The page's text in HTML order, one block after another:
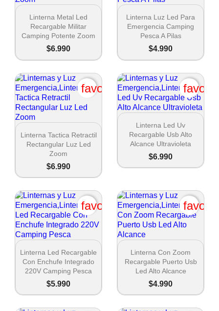
 Vista rápida
Linterna Metal Led
Recargable Militar
Camping Potente Zoom
$6.990
 Vista rápida
Linterna Luz Led Para
Emergencia Camping
Pesca A Pilas
$4.990
 Vista rápida
Linterna Tactica Retractil
Rectangular Luz Led
Zoom
$6.990
favorite_border
 Vista rápida
Linterna Led Uv
Recargable Usb Alto
Alcance Ultravioleta
$6.990
 Vista rápida
Linterna Led Recargable
Con Enchufe Integrado
220V Camping Pesca
$5.990
favorite_border
 Vista rápida
Linterna Con Zoom
Recargable Puerto Usb
Led Alto Alcance
$4.990